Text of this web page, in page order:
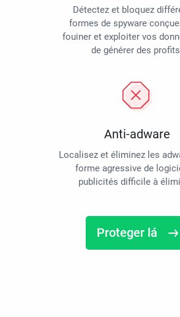
Détectez et bloquez
formes de spyware
fouiner et exploiter vos
de générer des
Anti-adware
Localisez et éliminez les
forme agressive de
publicités difficile à
Proteger lá